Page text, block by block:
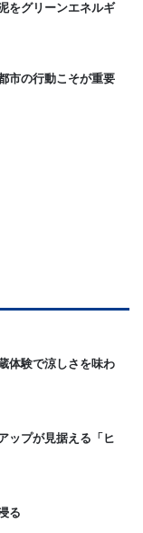
をグリーンエネルギ
市の行動こそが重要
体験で涼しさを味わ
ップが見据える「ヒ
化に浸る